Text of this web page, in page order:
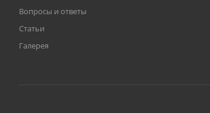
Вопросы и ответы
Статьи
Галерея